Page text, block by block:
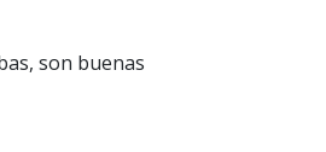
son buenas